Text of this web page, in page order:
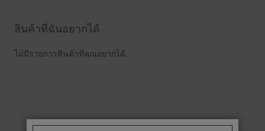
สินค้าที่ฉันอยากได้
ไม่มีรายการสินค้าที่คุณอยากได้.